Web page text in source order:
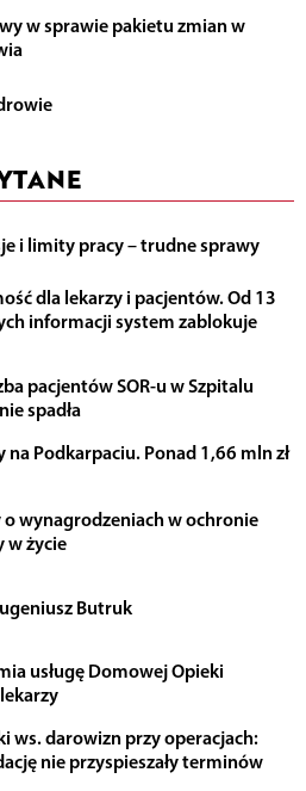
w sprawie pakietu zmian w
i limity pracy – trudne sprawy
dla lekarzy i pacjentów. Od 13
informacji system zablokuje
pacjentów SOR-u w Szpitalu
spadła
Podkarpaciu. Ponad 1,66 mln zł
wynagrodzeniach w ochronie
w życie
Butruk
usługę Domowej Opieki
ws. darowizn przy operacjach:
nie przyspieszały terminów